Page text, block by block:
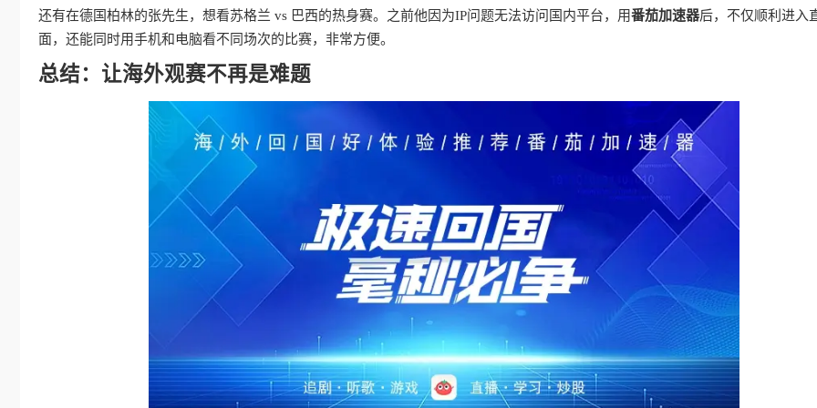
还有在德国柏林的张先生，想看苏格兰 vs 巴西的热身赛。之前他因为IP问题无法访问国内平台，用番茄加速器后，不仅顺利进入
面，还能同时用手机和电脑看不同场次的比赛，非常方便。
总结：让海外观赛不再是难题